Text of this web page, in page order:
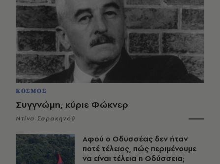
ΚΟΣΜΟΣ
Συγγνώμη, κύριε Φώκνερ
Ντίνα Σαρακηνού
Αφού ο Οδυσσέας δεν ήταν
ποτέ τέλειος, πώς περιμένουμε
να είναι τέλεια η Οδύσσεια;